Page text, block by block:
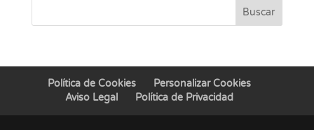
Buscar
Política de Cookies
Personalizar Cookies
Aviso Legal
Política de Privacidad